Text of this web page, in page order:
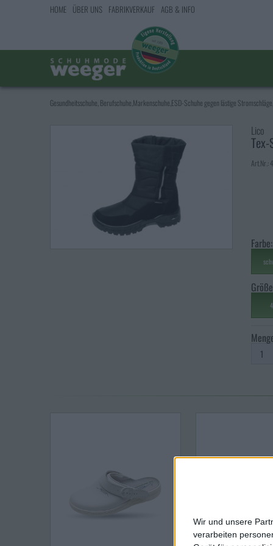
Wir und unsere
verarbeiten
HOME ÜBER UNS FABRIKVERKAUF AGB & INFO
Gesundheitsschuhe, Berufschuhe,Markenschuhe,ESD-Schuhe gegen lästige
Lico
Art.Nr.:
Farbe: